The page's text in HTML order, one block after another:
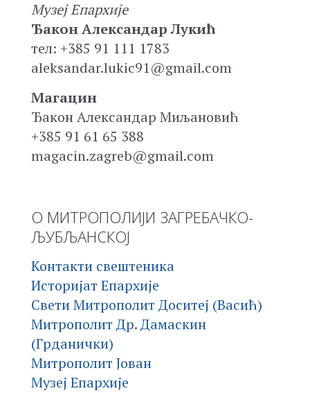
Музеј Епархије
Ђакон Александар Лукић
тел: +385 91 111 1783
aleksandar.lukic91@gmail.com
Магацин
Ђакон Александар Миљановић
+385 91 61 65 388
magacin.zagreb@gmail.com
О МИТРОПОЛИЈИ ЗАГРЕБАЧКО-
ЉУБЉАНСКОЈ
Контакти свештеника
Историјат Епархије
Свети Митрополит Доситеј (Васић)
Митрополит Др. Дамаскин
(Грданички)
Митрополит Јован
Музеј Епархије